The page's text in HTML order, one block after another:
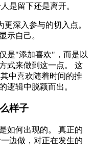
是留下还是离开。
深入参与的切入点。
示自己。
是"添加喜欢"，而是以
式来做到这一点。 这
中喜欢随着时间的推
逻辑中脱颖而出。
样子
如何出现的。 真正的
边做，对正在发生的